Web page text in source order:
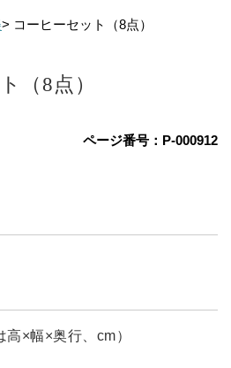
> コーヒーセット（8点）
（8点）
ページ番号：P-000912
×幅×奥行、cm）